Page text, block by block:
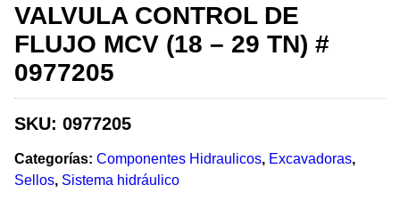
VALVULA CONTROL DE
FLUJO MCV (18 – 29 TN) #
0977205
SKU: 0977205
Categorías: Componentes Hidraulicos, Excavadoras,
Sellos, Sistema hidráulico